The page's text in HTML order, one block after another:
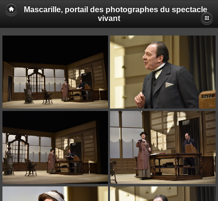
Mascarille, portail des photographes du spectacle
vivant